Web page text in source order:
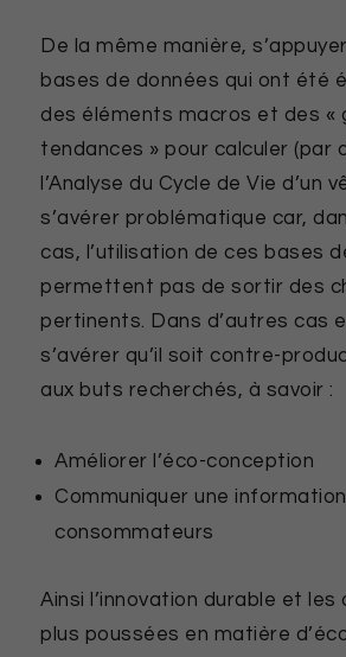
De la même manière,
bases de données qui ont été
des éléments macros et des «
tendances » pour calculer (par
l’Analyse du Cycle de Vie d’un
s’avérer problématique car,
cas, l’utilisation de ces bases
permettent pas de sortir des
pertinents. Dans d’autres cas
s’avérer qu’il soit contre-
aux buts recherchés, à savoir :
Améliorer l’éco-conception
Communiquer une
consommateurs
Ainsi l’innovation durable et les
plus poussées en matière